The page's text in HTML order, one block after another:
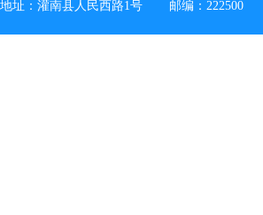
地址：灌南县人民西路1号 邮编：222500